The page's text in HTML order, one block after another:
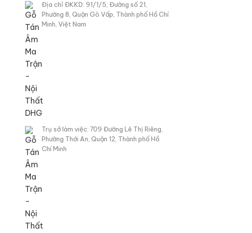
Địa chỉ ĐKKD: 91/1/5, Đường số 21,
Phường 8, Quận Gò Vấp, Thành phố Hồ Chí
Minh, Việt Nam
Trụ sở làm việc: 709 Đường Lê Thị Riêng,
Phường Thới An, Quận 12, Thành phố Hồ
Chí Minh